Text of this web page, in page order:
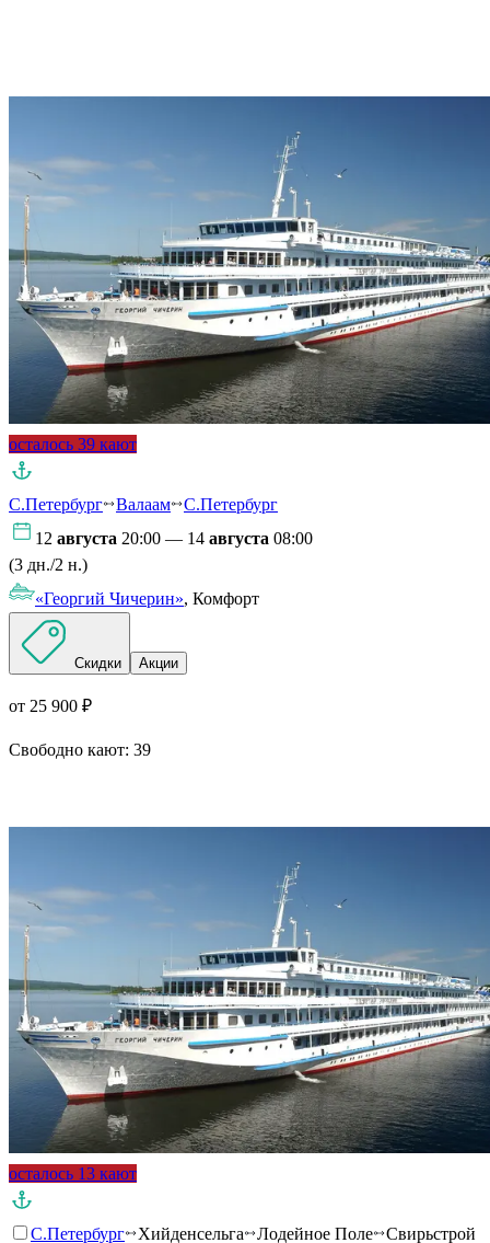
осталось 39 кают
С.Петербург Валаам
С.Петербург
12 августа 20:00 — 14 августа 08:00
(3 дн./2 н.)
«Георгий Чичерин», Комфорт
Скидки Акции
от 25 900 ₽
Свободно кают: 39
осталось 13 кают
С.Петербург Хийденсельга Лодейное Поле
Свирьстрой